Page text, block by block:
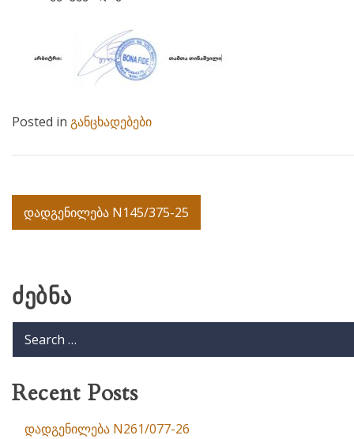
Posted in განცხადებები
Post
navigation
დადგენილება N145/375-25
ძებნა
Recent Posts
დადგენილება N261/077-26